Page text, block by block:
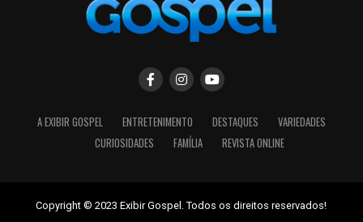
Pai” será lançada na Bienal do
2 dias ago on 07/08/2026